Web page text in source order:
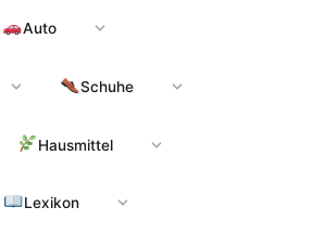
Auto
Schuhe
Hausmittel
Lexikon